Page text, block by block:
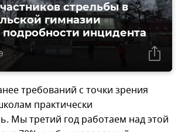
стрельбы в
гимназии
подробности инцидента
требований с точки зрения
практически
Мы третий год работаем над этой